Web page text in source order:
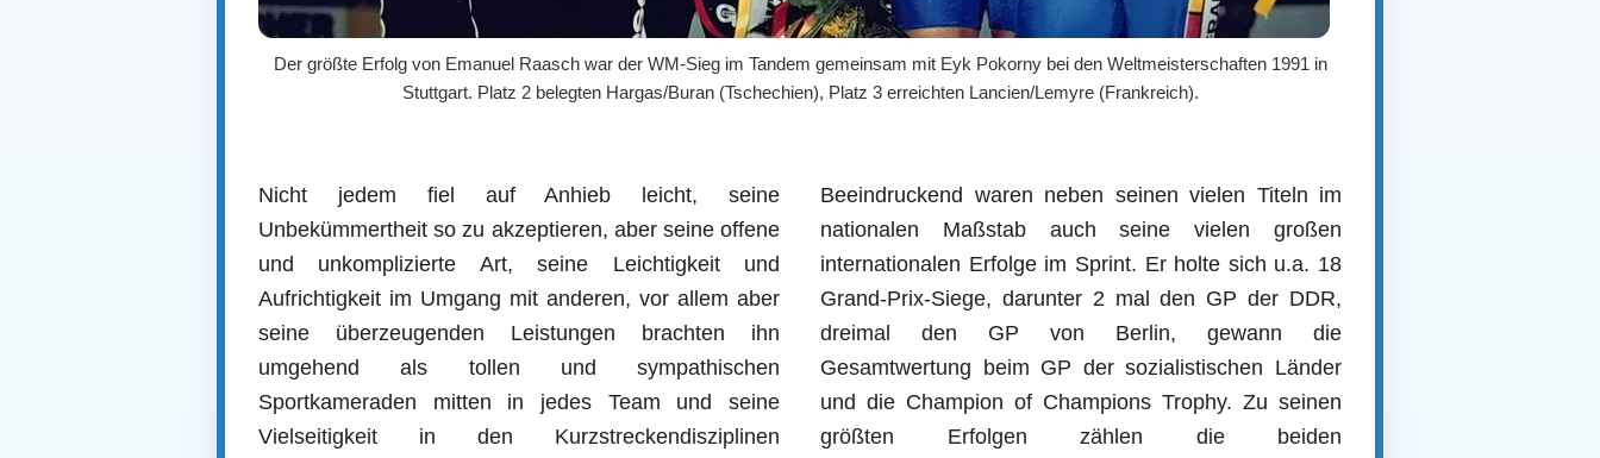
Der größte Erfolg von Emanuel Raasch war der WM-Sieg im Tandem gemeinsam mit Eyk Pokorny bei den Weltmeisterschaften 1991 in
Stuttgart. Platz 2 belegten Hargas/Buran (Tschechien), Platz 3 erreichten Lancien/Lemyre (Frankreich).
Nicht jedem fiel auf Anhieb leicht, seine
Unbekümmertheit so zu akzeptieren, aber seine offene
und unkomplizierte Art, seine Leichtigkeit und
Aufrichtigkeit im Umgang mit anderen, vor allem aber
seine überzeugenden Leistungen brachten ihn
umgehend als tollen und sympathischen
Sportkameraden mitten in jedes Team und seine
Vielseitigkeit in den Kurzstreckendisziplinen
Beeindruckend waren neben seinen vielen Titeln im
nationalen Maßstab auch seine vielen großen
internationalen Erfolge im Sprint. Er holte sich u.a. 18
Grand-Prix-Siege, darunter 2 mal den GP der DDR,
dreimal den GP von Berlin, gewann die
Gesamtwertung beim GP der sozialistischen Länder
und die Champion of Champions Trophy. Zu seinen
größten Erfolgen zählen die beiden